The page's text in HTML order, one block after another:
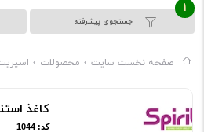
جستجوی پیشرفته
1
صفحه نخست سایت محصولات
کاغذ
کد: 1044